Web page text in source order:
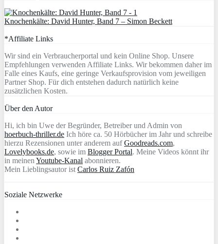
Knochenkälte: David Hunter, Band 7 – Simon Beckett
*Affiliate Links
Wir sind ein Verbraucherportal und kein Online Shop. Unsere
Empfehlungen verwenden Affiliate Links. Wir bekommen daher im
Falle eines Kaufs, eine geringe Verkaufsprovision vom jeweiligen
Partner Shop. Für dich entstehen dadurch natürlich keine
zusätzlichen Kosten.
Über den Autor
Hi, ich bin Uwe der Begründer, Betreiber und Admin von
hoerbuch-thriller.de Ich höre ca. 50 Hörbücher im Jahr und schreibe
hierzu Rezensionen unter anderem aufGoodreads.com,
Lovelybooks.de, sowie im Blogger Portal. Meine Videos könnt ihr
in meinen Youtube-Kanal abonnieren.
Mein Lieblingsautor ist Carlos Ruiz Zafón
Soziale Netzwerke